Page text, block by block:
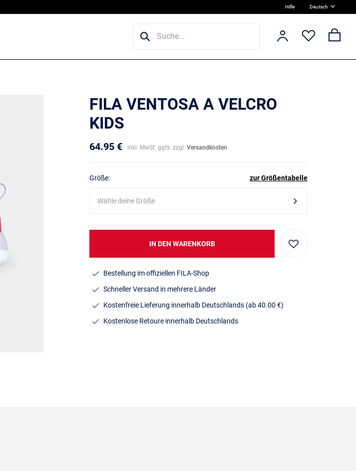
Hilfe Deutsch
FILA VENTOSA A VELCRO
KIDS
64.95 € inkl. MwSt. ggfs. zzgl. Versandkosten
Größe: zur Größentabelle
Wähle deine Größe
IN DEN WARENKORB
Bestellung im offiziellen FILA-Shop
Schneller Versand in mehrere Länder
Kostenfreie Lieferung innerhalb Deutschlands (ab 40.00 €)
Kostenlose Retoure innerhalb Deutschlands